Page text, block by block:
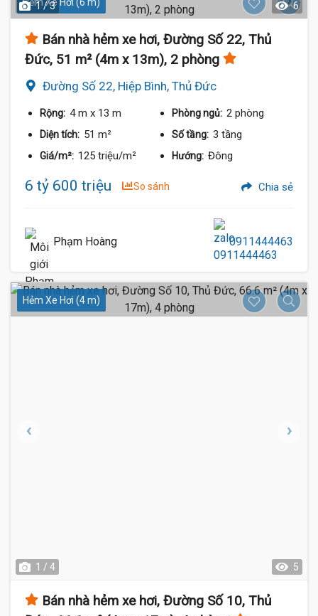
1 / 3 6
Bán nhà hẻm xe hơi, Đường Số 22, Thủ
Đức, 51 m² (4m x 13m), 2 phòng
Đường Số 22, Hiệp Bình, Thủ Đức
Rộng: 4 m x 13 m Phòng ngủ: 2 phòng
Diện tích: 51 m² Số tầng: 3 tầng
Giá/m²: 125 triệu/m² Hướng: Đông
6 tỷ 600 triệu So sánh Chia sẻ
Phạm Hoàng 0911444463
Hẻm Xe Hơi (4 m)
1 / 4 5
Bán nhà hẻm xe hơi, Đường Số 10, Thủ